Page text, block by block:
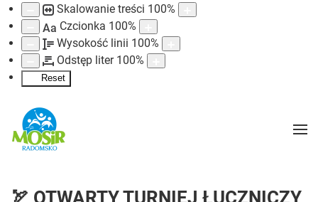
Skalowanie treści 100%
Aa Czcionka 100%
Wysokość linii 100%
Odstęp liter 100%
Reset
🏹 OTWARTY TURNIEJ ŁUCZNICZY